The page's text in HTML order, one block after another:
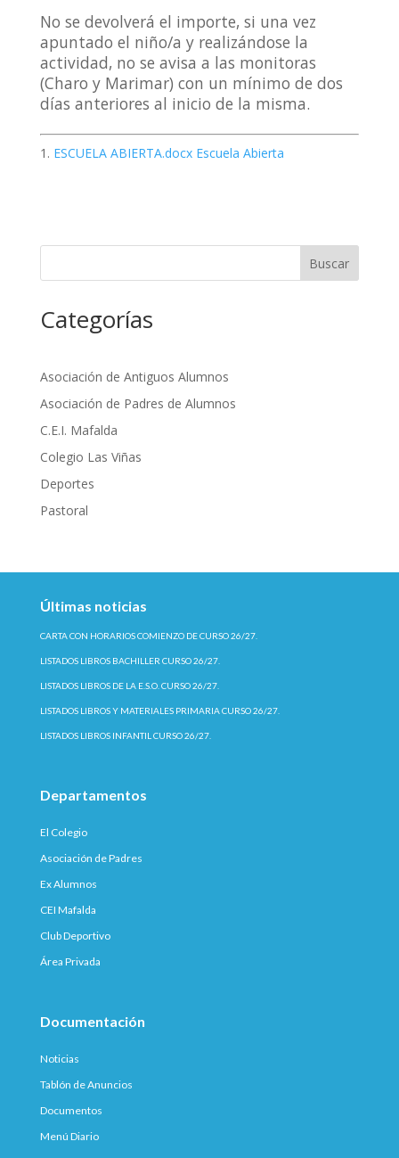
No se devolverá el importe, si una vez
apuntado el niño/a y realizándose la
actividad, no se avisa a las monitoras
(Charo y Marimar) con un mínimo de dos
días anteriores al inicio de la misma.
ESCUELA ABIERTA.docx Escuela Abierta
Buscar
Categorías
Asociación de Antiguos Alumnos
Asociación de Padres de Alumnos
C.E.I. Mafalda
Colegio Las Viñas
Deportes
Pastoral
Últimas noticias
CARTA CON HORARIOS COMIENZO DE CURSO 26/27.
LISTADOS LIBROS BACHILLER CURSO 26/27.
LISTADOS LIBROS DE LA E.S.O. CURSO 26/27.
LISTADOS LIBROS Y MATERIALES PRIMARIA CURSO 26/27.
LISTADOS LIBROS INFANTIL CURSO 26/27.
Departamentos
El Colegio
Asociación de Padres
Ex Alumnos
CEI Mafalda
Club Deportivo
Área Privada
Documentación
Noticias
Tablón de Anuncios
Documentos
Menú Diario